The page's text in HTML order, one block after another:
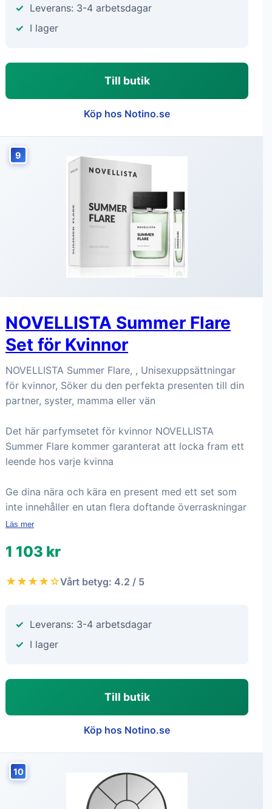
Leverans: 3-4 arbetsdagar
I lager
Till butik
Köp hos Notino.se
9
NOVELLISTA Summer Flare
Set för Kvinnor
NOVELLISTA Summer Flare, , Unisexuppsättningar
för kvinnor, Söker du den perfekta presenten till din
partner, syster, mamma eller vän
Det här parfymsetet för kvinnor NOVELLISTA
Summer Flare kommer garanterat att locka fram ett
leende hos varje kvinna
Ge dina nära och kära en present med ett set som
inte innehåller en utan flera doftande överraskningar
Läs mer
1 103 kr
★★★★☆Vårt betyg: 4.2 / 5
Leverans: 3-4 arbetsdagar
I lager
Till butik
Köp hos Notino.se
10